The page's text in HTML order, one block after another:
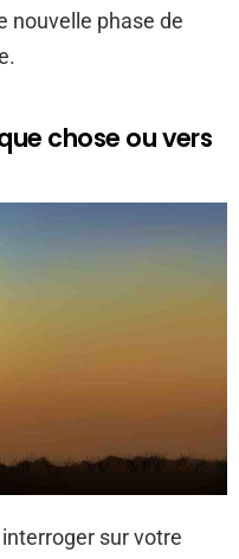
nouvelle phase de
chose ou vers
sur votre